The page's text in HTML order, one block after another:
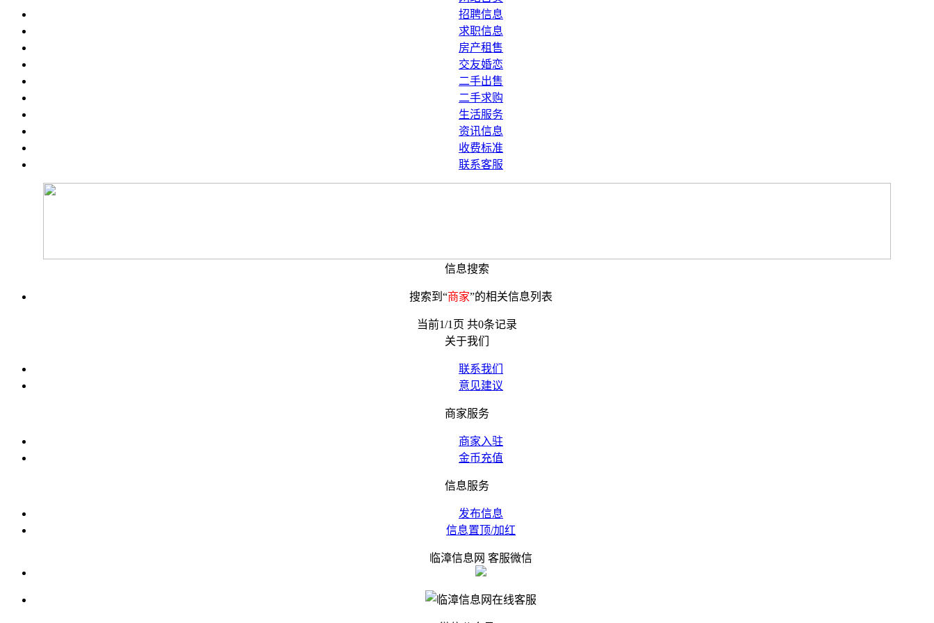
招聘信息
求职信息
房产租售
交友婚恋
二手出售
二手求购
生活服务
资讯信息
收费标准
联系客服
信息搜索
搜索到“商家”的相关信息列表
当前1/1页 共0条记录
关于我们
联系我们
意见建议
商家服务
商家入驻
金币充值
信息服务
发布信息
信息置顶/加红
临漳信息网 客服微信